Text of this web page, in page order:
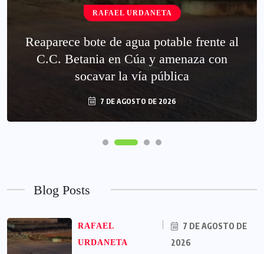
RAFAEL URDANETA
Reaparece bote de agua potable frente al
C.C. Betania en Cúa y amenaza con
socavar la vía pública
7 DE AGOSTO DE 2026
Blog Posts
RAFAEL
URDANETA
7 DE AGOSTO DE
2026